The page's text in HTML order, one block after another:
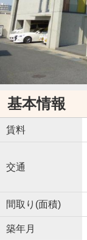
基本情報
賃料
交通
間取り(面積)
築年月